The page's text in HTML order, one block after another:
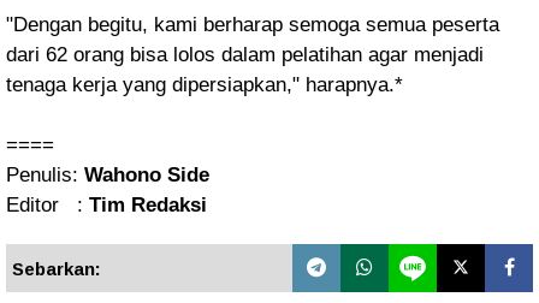
"Dengan begitu, kami berharap semoga semua peserta
dari 62 orang bisa lolos dalam pelatihan agar menjadi
tenaga kerja yang dipersiapkan," harapnya.*
====
Penulis: Wahono Side
Editor : Tim Redaksi
Sebarkan: